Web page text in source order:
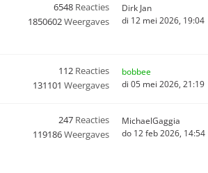
6548 Reacties
1850602Weergaves
Dirk Jan
di 12 mei 2026, 19:04
112 Reacties
131101 Weergaves
bobbee
di 05 mei 2026, 21:19
247 Reacties
119186Weergaves
MichaelGaggia
do 12 feb 2026, 14:54